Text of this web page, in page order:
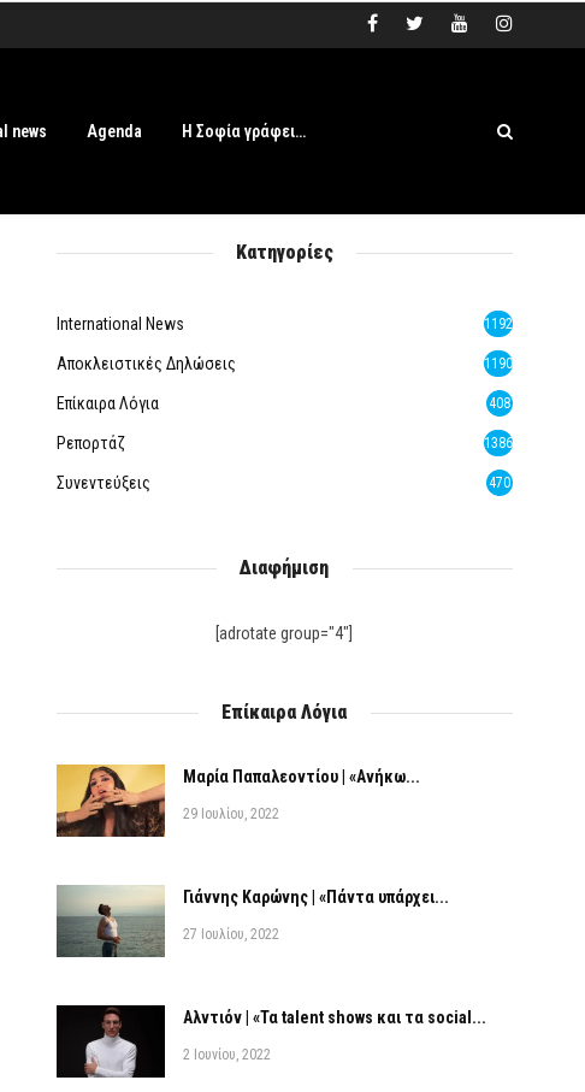
news Agenda Η Σοφία γράφει…
Κατηγορίες
International News 1192
Αποκλειστικές Δηλώσεις 1190
Επίκαιρα Λόγια 408
Ρεπορτάζ 1386
Συνεντεύξεις 470
Διαφήμιση
[adrotate group="4"]
Επίκαιρα Λόγια
Μαρία Παπαλεοντίου | «Ανήκω...
29 Ιουλίου, 2022
Γιάννης Καρώνης | «Πάντα υπάρχει...
27 Ιουλίου, 2022
Αλντιόν | «Τα talent shows και τα social...
2 Ιουνίου, 2022